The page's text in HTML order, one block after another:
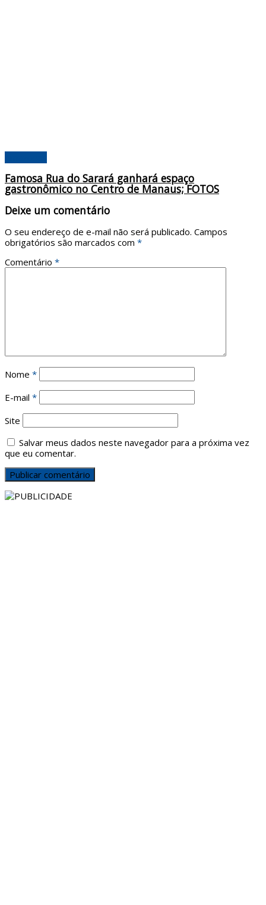
Famosa Rua do Sarará ganhará espaço
gastronômico no Centro de Manaus; FOTOS
Deixe um comentário
O seu endereço de e-mail não será publicado. Campos
obrigatórios são marcados com *
Comentário *
Nome *
E-mail *
Site
Salvar meus dados neste navegador para a próxima vez
que eu comentar.